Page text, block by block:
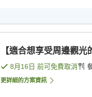
【適合想享受周邊觀
8月16日 前可免費取消
更詳細的方案資訊